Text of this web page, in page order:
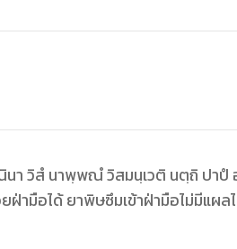
นา วิสํ นาพฺพณํ วิสมนฺเวติ นตฺถิ ปาปํ
ามือได้ ยาพิษซึมเข้าฝ่ามือไม่มีแผล